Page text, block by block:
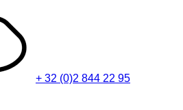
+ 32 (0)2 844 22 95